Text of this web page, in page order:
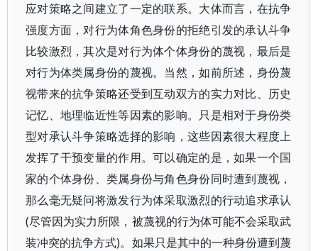
应对策略之间建立了一定的联系。大体而言，在抗争
强度方面，对行为体角色身份的拒绝引发的承认斗争
比较激烈，其次是对行为体个体身份的蔑视，最后是
对行为体类属身份的蔑视。当然，如前所述，身份蔑
视带来的抗争策略还受到互动双方的实力对比、历史
记忆、地理临近性等因素的影响。只是相对于身份类
型对承认斗争策略选择的影响，这些因素很大程度上
发挥了干预变量的作用。可以确定的是，如果一个国
家的个体身份、类属身份与角色身份同时遭到蔑视，
那么毫无疑问将激发行为体采取激烈的行动追求承认
(尽管因为实力所限，被蔑视的行为体可能不会采取武
装冲突的抗争方式)。如果只是其中的一种身份遭到蔑